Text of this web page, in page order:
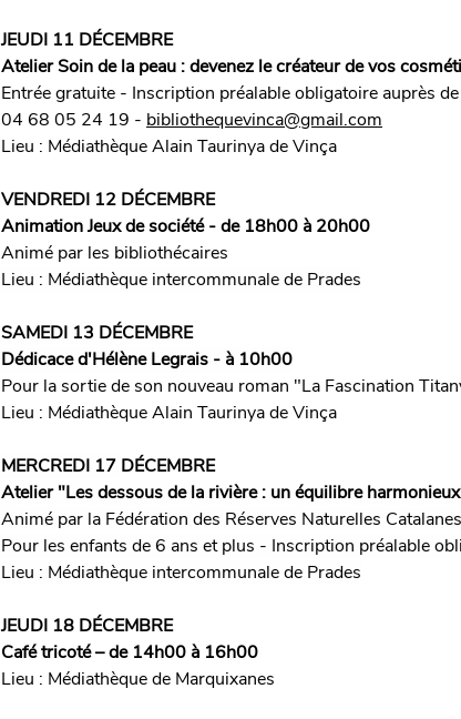
JEUDI 11 DÉCEMBRE
Atelier Soin de la peau : devenez le créateur de vos
Entrée gratuite - Inscription préalable obligatoire auprès
04 68 05 24 19 - bibliothequevinca@gmail.com
Lieu : Médiathèque Alain Taurinya de Vinça
VENDREDI 12 DÉCEMBRE
Animation Jeux de société - de 18h00 à 20h00
Animé par les bibliothécaires
Lieu : Médiathèque intercommunale de Prades
SAMEDI 13 DÉCEMBRE
Dédicace d'Hélène Legrais - à 10h00
Pour la sortie de son nouveau roman "La Fascination
Lieu : Médiathèque Alain Taurinya de Vinça
MERCREDI 17 DÉCEMBRE
Atelier "Les dessous de la rivière : un équilibre
Animé par la Fédération des Réserves Naturelles Catalanes
Pour les enfants de 6 ans et plus - Inscription préalable
Lieu : Médiathèque intercommunale de Prades
JEUDI 18 DÉCEMBRE
Café tricoté – de 14h00 à 16h00
Lieu : Médiathèque de Marquixanes